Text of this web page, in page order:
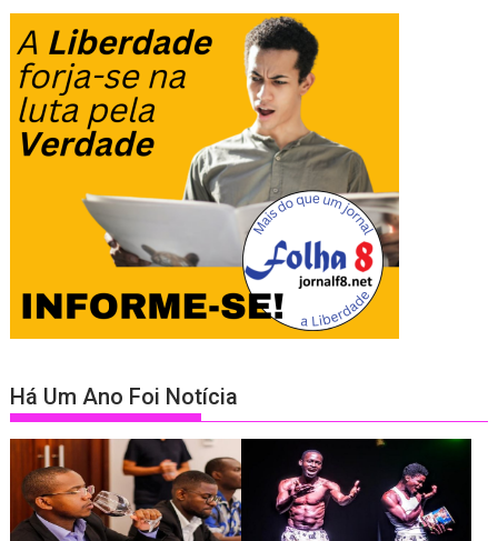
Há Um Ano Foi Notícia